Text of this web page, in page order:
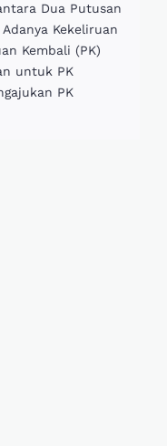
Dua Putusan
Kekeliruan
Kembali (PK)
untuk PK
PK